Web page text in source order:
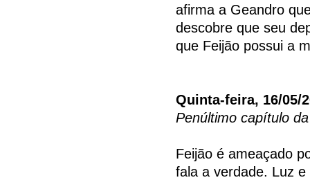
afirma a Geandro
descobre que seu
que Feijão possui a
Quinta-feira, 16/05/
Penúltimo capítulo
Feijão é ameaçado
fala a verdade. Luz